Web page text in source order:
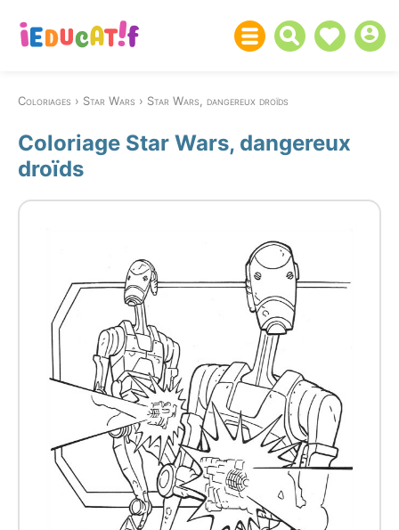
Coloriages Star Wars Star Wars, dangereux droïds
Coloriage Star Wars, dangereux
droïds